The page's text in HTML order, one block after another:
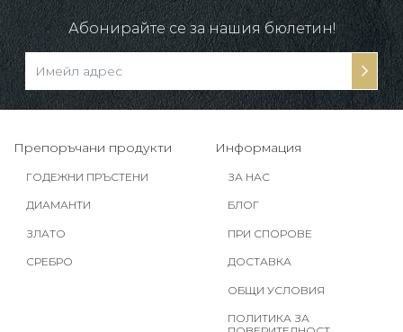
Абонирайте се за нашия бюлетин!
Препоръчани продукти
ГОДЕЖНИ ПРЪСТЕНИ
ДИАМАНТИ
ЗЛАТО
СРЕБРО
Информация
ЗА НАС
БЛОГ
ПРИ СПОРОВЕ
ДОСТАВКА
ОБЩИ УСЛОВИЯ
ПОЛИТИКА ЗА